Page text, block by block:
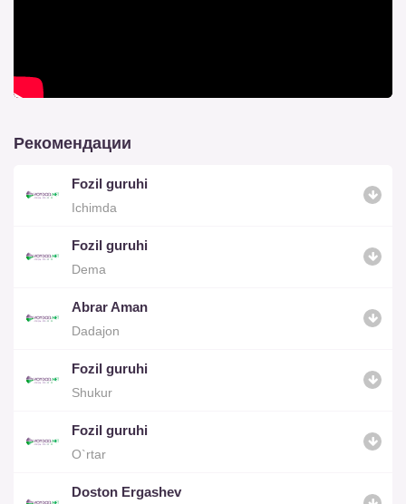
Рекомендации
Fozil guruhi
Ichimda
Fozil guruhi
Dema
Abrar Aman
Dadajon
Fozil guruhi
Shukur
Fozil guruhi
O`rtar
Doston Ergashev